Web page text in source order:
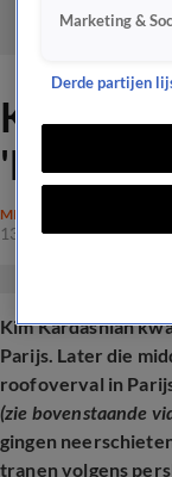
Kim
'Dacht
MISDAAD
13 mei 2025, 14:54
Kim Kardashian
Parijs. Later die
roofoverval in
(zie bovenstaande
gingen
tranen volgens
Marketing &
Derde partijen